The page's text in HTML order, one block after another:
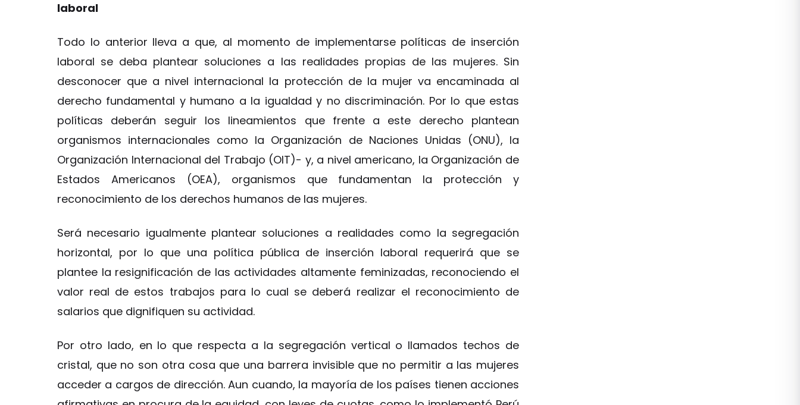
laboral
Todo lo anterior lleva a que, al momento de implementarse políticas de inserción
laboral se deba plantear soluciones a las realidades propias de las mujeres. Sin
desconocer que a nivel internacional la protección de la mujer va encaminada al
derecho fundamental y humano a la igualdad y no discriminación. Por lo que estas
políticas deberán seguir los lineamientos que frente a este derecho plantean
organismos internacionales como la Organización de Naciones Unidas (ONU), la
Organización Internacional del Trabajo (OIT)- y, a nivel americano, la Organización de
Estados Americanos (OEA), organismos que fundamentan la protección y
reconocimiento de los derechos humanos de las mujeres.
Será necesario igualmente plantear soluciones a realidades como la segregación
horizontal, por lo que una política pública de inserción laboral requerirá que se
plantee la resignificación de las actividades altamente feminizadas, reconociendo el
valor real de estos trabajos para lo cual se deberá realizar el reconocimiento de
salarios que dignifiquen su actividad.
Por otro lado, en lo que respecta a la segregación vertical o llamados techos de
cristal, que no son otra cosa que una barrera invisible que no permitir a las mujeres
acceder a cargos de dirección. Aun cuando, la mayoría de los países tienen acciones